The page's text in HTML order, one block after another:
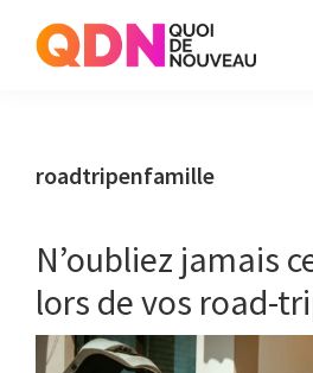
site
roadtripenfamille
N’oubliez jamais
lors de vos road-